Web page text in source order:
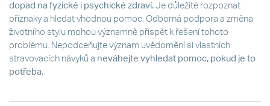
dopad na fyzické i psychické zdraví. Je důležité rozpoznat
příznaky a hledat vhodnou pomoc. Odborná podpora a změna
životního stylu mohou významně přispět k řešení tohoto
problému. Nepodceňujte význam uvědomění si vlastních
stravovacích návyků a neváhejte vyhledat pomoc, pokud je to
potřeba.